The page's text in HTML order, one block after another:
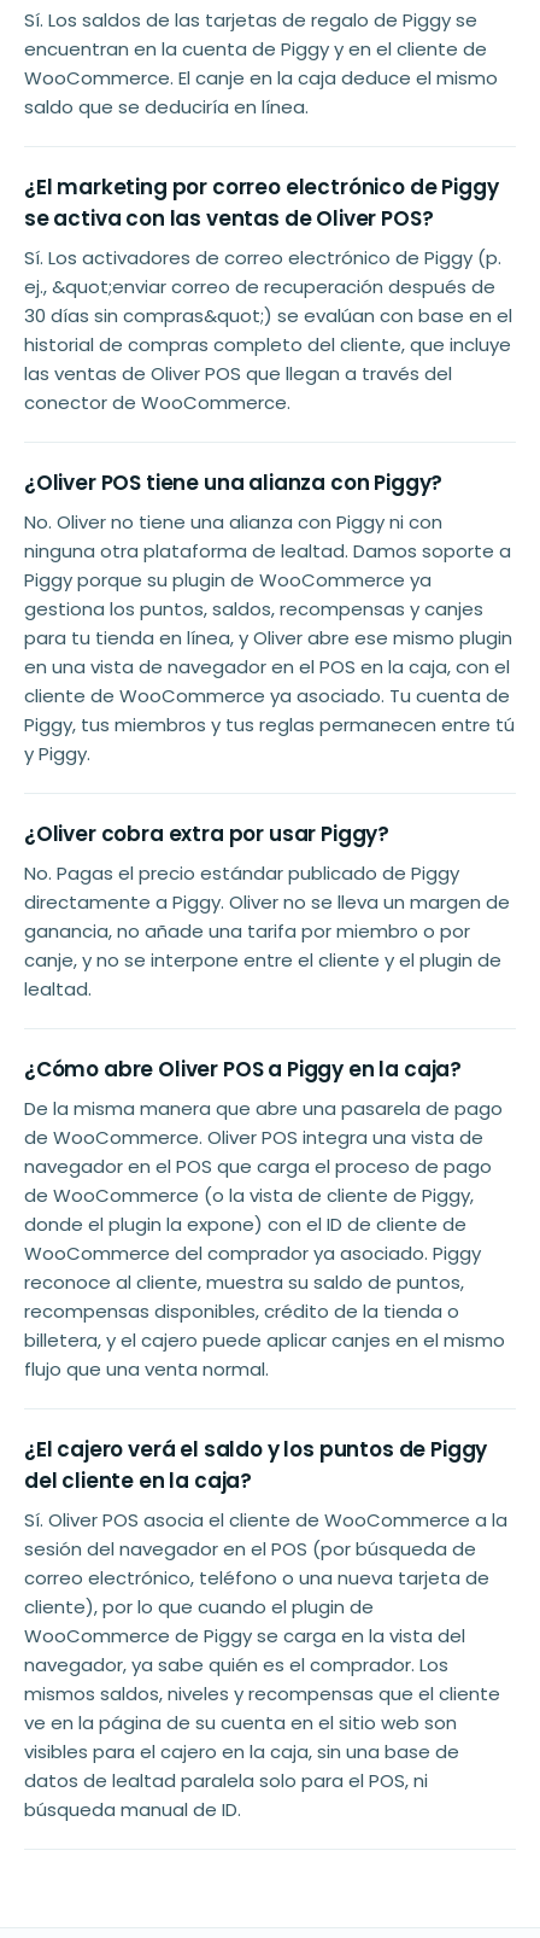
Sí. Los saldos de las tarjetas de regalo de Piggy se
encuentran en la cuenta de Piggy y en el cliente de
WooCommerce. El canje en la caja deduce el mismo
saldo que se deduciría en línea.
¿El marketing por correo electrónico de Piggy
se activa con las ventas de Oliver POS?
Sí. Los activadores de correo electrónico de Piggy (p.
ej., &quot;enviar correo de recuperación después de
30 días sin compras&quot;) se evalúan con base en el
historial de compras completo del cliente, que incluye
las ventas de Oliver POS que llegan a través del
conector de WooCommerce.
¿Oliver POS tiene una alianza con Piggy?
No. Oliver no tiene una alianza con Piggy ni con
ninguna otra plataforma de lealtad. Damos soporte a
Piggy porque su plugin de WooCommerce ya
gestiona los puntos, saldos, recompensas y canjes
para tu tienda en línea, y Oliver abre ese mismo plugin
en una vista de navegador en el POS en la caja, con el
cliente de WooCommerce ya asociado. Tu cuenta de
Piggy, tus miembros y tus reglas permanecen entre tú
y Piggy.
¿Oliver cobra extra por usar Piggy?
No. Pagas el precio estándar publicado de Piggy
directamente a Piggy. Oliver no se lleva un margen de
ganancia, no añade una tarifa por miembro o por
canje, y no se interpone entre el cliente y el plugin de
lealtad.
¿Cómo abre Oliver POS a Piggy en la caja?
De la misma manera que abre una pasarela de pago
de WooCommerce. Oliver POS integra una vista de
navegador en el POS que carga el proceso de pago
de WooCommerce (o la vista de cliente de Piggy,
donde el plugin la expone) con el ID de cliente de
WooCommerce del comprador ya asociado. Piggy
reconoce al cliente, muestra su saldo de puntos,
recompensas disponibles, crédito de la tienda o
billetera, y el cajero puede aplicar canjes en el mismo
flujo que una venta normal.
¿El cajero verá el saldo y los puntos de Piggy
del cliente en la caja?
Sí. Oliver POS asocia el cliente de WooCommerce a la
sesión del navegador en el POS (por búsqueda de
correo electrónico, teléfono o una nueva tarjeta de
cliente), por lo que cuando el plugin de
WooCommerce de Piggy se carga en la vista del
navegador, ya sabe quién es el comprador. Los
mismos saldos, niveles y recompensas que el cliente
ve en la página de su cuenta en el sitio web son
visibles para el cajero en la caja, sin una base de
datos de lealtad paralela solo para el POS, ni
búsqueda manual de ID.